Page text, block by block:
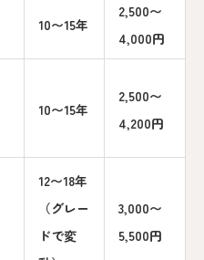
10〜15年
2,500〜
4,000円
10〜15年
2,500〜
4,200円
12〜18年
（グレー
ドで変
3,000〜
5,500円